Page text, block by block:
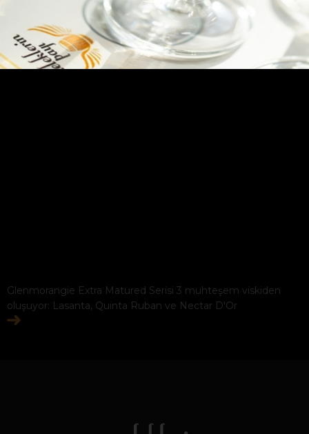
Glenmorangie Extra Matured
Glenmorangie Extra Matured Serisi 3 muhteşem viskiden
oluşuyor: Lasanta, Quinta Ruban ve Nectar D'Or